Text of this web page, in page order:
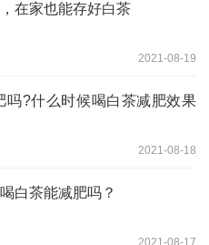
在家也能存好白茶
2021-08-19
吗?什么时候喝白茶减肥效果
2021-08-18
白茶能减肥吗？
2021-08-17